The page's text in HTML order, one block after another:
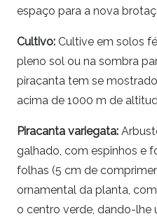
espaço para a nova
Cultivo: Cultive em solos
pleno sol ou na sombra
piracanta tem se
acima de 1000 m de
Piracanta variegata:
galhado, com espinhos e
folhas (5 cm de
ornamental da planta,
o centro verde, dando-lhe